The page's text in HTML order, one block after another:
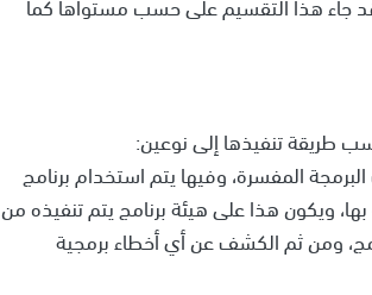
طريقة تنفيذها إلى نوعين:
المفسرة، وفيها يتم استخدام برنامج
ويكون هذا على هيئة برنامج يتم تنفيذه من
ومن ثم الكشف عن أي أخطاء برمجية